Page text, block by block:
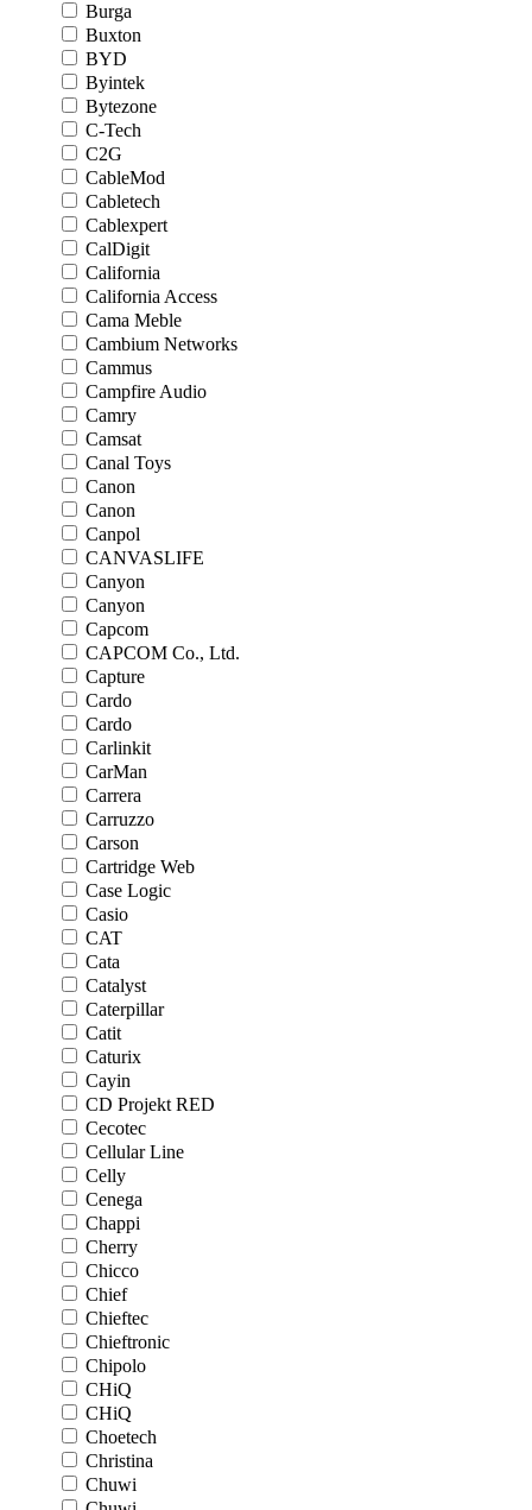
Burga
Buxton
BYD
Byintek
Bytezone
C-Tech
C2G
CableMod
Cabletech
Cablexpert
CalDigit
California
California Access
Cama Meble
Cambium Networks
Cammus
Campfire Audio
Camry
Camsat
Canal Toys
Canon
Canon
Canpol
CANVASLIFE
Canyon
Canyon
Capcom
CAPCOM Co., Ltd.
Capture
Cardo
Cardo
Carlinkit
CarMan
Carrera
Carruzzo
Carson
Cartridge Web
Case Logic
Casio
CAT
Cata
Catalyst
Caterpillar
Catit
Caturix
Cayin
CD Projekt RED
Cecotec
Cellular Line
Celly
Cenega
Chappi
Cherry
Chicco
Chief
Chieftec
Chieftronic
Chipolo
CHiQ
CHiQ
Choetech
Christina
Chuwi